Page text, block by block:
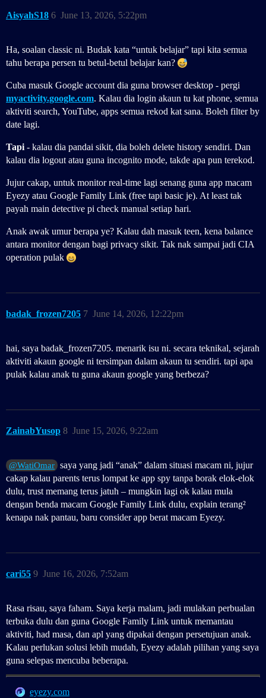
AisyahS18 June 13, 2026, 5:22pm
6
Ha, soalan classic ni. Budak kata “untuk belajar” tapi kita semua
tahu berapa persen tu betul-betul belajar kan?
Cuba masuk Google account dia guna browser desktop - pergi
myactivity.google.com. Kalau dia login akaun tu kat phone, semua
aktiviti search, YouTube, apps semua rekod kat sana. Boleh filter by
date lagi.
Tapi - kalau dia pandai sikit, dia boleh delete history sendiri. Dan
kalau dia logout atau guna incognito mode, takde apa pun terekod.
Jujur cakap, untuk monitor real-time lagi senang guna app macam
Eyezy atau Google Family Link (free tapi basic je). At least tak
payah main detective pi check manual setiap hari.
Anak awak umur berapa ye? Kalau dah masuk teen, kena balance
antara monitor dengan bagi privacy sikit. Tak nak sampai jadi CIA
operation pulak
badak_frozen7205 June 14, 2026, 12:22pm
7
hai, saya badak_frozen7205. menarik isu ni. secara teknikal, sejarah
aktiviti akaun google ni tersimpan dalam akaun tu sendiri. tapi apa
pulak kalau anak tu guna akaun google yang berbeza?
ZainabYusop June 15, 2026, 9:22am
8
@WatiOmar saya yang jadi “anak” dalam situasi macam ni, jujur
cakap kalau parents terus lompat ke app spy tanpa borak elok‑elok
dulu, trust memang terus jatuh – mungkin lagi ok kalau mula
dengan benda macam Google Family Link dulu, explain terang²
kenapa nak pantau, baru consider app berat macam Eyezy.
cari55 June 16, 2026, 7:52am
9
Rasa risau, saya faham. Saya kerja malam, jadi mulakan perbualan
terbuka dulu dan guna Google Family Link untuk memantau
aktiviti, had masa, dan apl yang dipakai dengan persetujuan anak.
Kalau perlukan solusi lebih mudah, Eyezy adalah pilihan yang saya
guna selepas mencuba beberapa.
eyezy.com